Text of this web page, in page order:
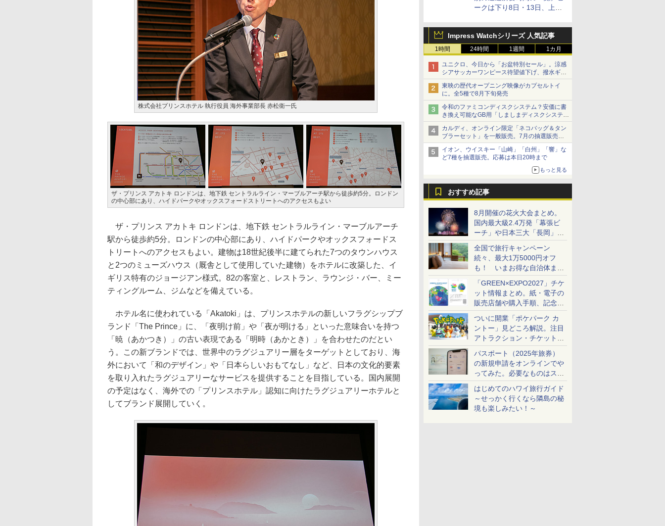
ークは下り8日・13日、上り
Impress Watchシリーズ 人気記事
1時間 24時間 1週間 1カ月
ユニクロ、今日から「お盆特別セール」。涼感
シアサッカーワンピース待望値下げ、撥水ギア
ショーツは1990円に
東映の歴代オープニング映像がカプセルトイ
に。全5種で8月下旬発売
令和のファミコンディスクシステム？安価に書
き換え可能なGB用「しましまディスクシステ
ム」
カルディ、オンライン限定「ネコバッグ＆タン
ブラーセット」を一般販売。7月の抽選販売の
当選無効分
イオン、ウイスキー「山崎」「白州」「響」な
ど7種を抽選販売。応募は本日20時まで
もっと見る
おすすめ記事
8月開催の花火大会まとめ。
国内最大級2.4万発「幕張ビ
ーチ」や日本三大「長岡」な
ど大型イベント目白押し！
全国で旅行キャンペーン
続々、最大1万5000円オフ
も！ いまお得な自治体まと
め
「GREEN×EXPO2027」チケ
ット情報まとめ。紙・電子の
販売店舗や購入手順、記念チ
ケットも解説
ついに開業「ポケパーク カ
ントー」見どころ解説。注目
アトラクション・チケット手
配・来場前に必要な準備は？
パスポート（2025年旅券）
の新規申請をオンラインでや
ってみた。必要なものはスマ
ホとマイナカードのみ
はじめてのハワイ旅行ガイド
～せっかく行くなら隣島の秘
境も楽しみたい！～
株式会社プリンスホテル 執行役員 海外事業部長 赤松衛一氏
ザ・プリンス アカトキ ロンドンは、地下鉄 セントラルライン・マーブルアーチ駅から徒歩約5分。ロンドン
の中心部にあり、ハイドパークやオックスフォードストリートへのアクセスもよい
ザ・プリンス アカトキ ロンドンは、地下鉄 セントラルライン・マーブルアーチ
駅から徒歩約5分。ロンドンの中心部にあり、ハイドパークやオックスフォードス
トリートへのアクセスもよい。建物は18世紀後半に建てられた7つのタウンハウス
と2つのミューズハウス（厩舎として使用していた建物）をホテルに改築した、イ
ギリス特有のジョージアン様式。82の客室と、レストラン、ラウンジ・バー、ミー
ティングルーム、ジムなどを備えている。
ホテル名に使われている「Akatoki」は、プリンスホテルの新しいフラグシップブ
ランド「The Prince」に、「夜明け前」や「夜が明ける」といった意味合いを持つ
「暁（あかつき）」の古い表現である「明時（あかとき）」を合わせたのだとい
う。この新ブランドでは、世界中のラグジュアリー層をターゲットとしており、海
外において「和のデザイン」や「日本らしいおもてなし」など、日本の文化的要素
を取り入れたラグジュアリーなサービスを提供することを目指している。国内展開
の予定はなく、海外での「プリンスホテル」認知に向けたラグジュアリーホテルと
してブランド展開していく。